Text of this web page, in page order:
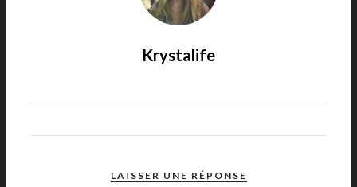
Krystalife
LAISSER UNE RÉPONSE